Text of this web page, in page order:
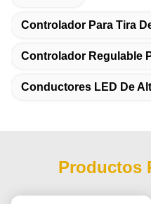
Controlador Para Tira
Controlador Regulable
Conductores LED De
Productos